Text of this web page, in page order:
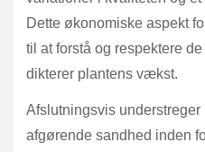
Dette økonomiske aspekt
til at forstå og respektere
dikterer plantens vækst.
Afslutningsvis
afgørende sandhed inden